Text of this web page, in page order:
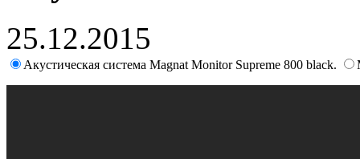
25.12.2015
Акустическая система Magnat Monitor Supreme 800 black.